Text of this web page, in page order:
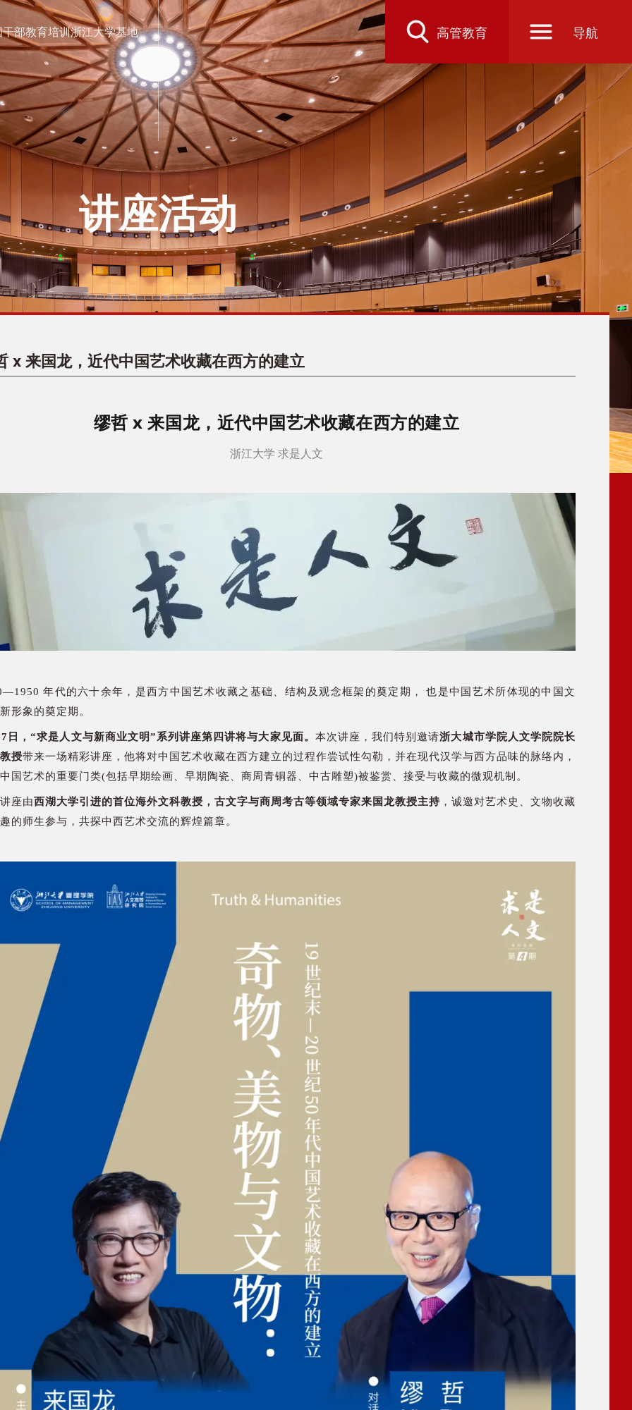
校、实地考察、当面交流！
制化内训、契合企业发展所需
年浙江大学EDP高管培训计划发布
领中国发展的健康力量
部教育培训浙江大学基地
高管教育 导航
讲座活动
x 来国龙，近代中国艺术收藏在西方的建立
缪哲 x 来国龙，近代中国艺术收藏在西方的建立
浙江大学 求是人文
年代的六十余年，是西方中国艺术收藏之基础、结构及观念框架的奠定期， 也是中国艺术所体现的中国文
形象的奠定期。
日，“求是人文与新商业文明”系列讲座第四讲将与大家见面。 本次讲座，我们特别邀请浙大城市学院人文学院院长
授带来一场精彩讲座，他将对中国艺术收藏在西方建立的过程作尝试性勾勒，并在现代汉学与西方品味的脉络内，
国艺术的重要门类(包括早期绘画、早期陶瓷、商周青铜器、中古雕塑)被鉴赏、接受与收藏的微观机制。
座由西湖大学引进的首位海外文科教授，古文字与商周考古等领域专家来 国龙教授主持 ，诚邀对艺术史、文物收藏
的师生参与，共探中西艺术交流的辉煌篇章。